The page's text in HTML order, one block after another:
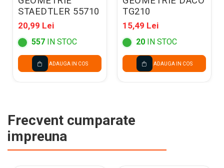
STAEDTLER 55710
20,99 Lei
557 IN STOC
ADAUGA IN COS
TG210
15,49 Lei
20 IN STOC
ADAUGA IN COS
Frecvent cumparate
impreuna